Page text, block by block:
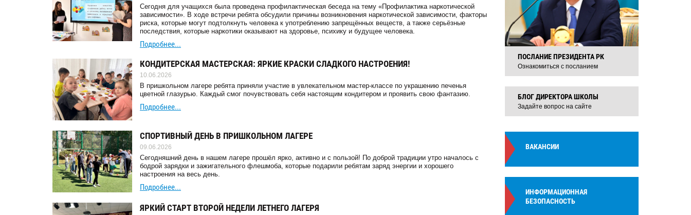
Сегодня для учащихся была проведена профилактическая беседа на тему «Профилактика наркотической
зависимости». В ходе встречи ребята обсудили причины возникновения наркотической зависимости, факторы
риска, которые могут подтолкнуть человека к употреблению запрещённых веществ, а также серьёзные
последствия, которые наркотики оказывают на здоровье, психику и будущее человека.
Подробнее...
КОНДИТЕРСКАЯ МАСТЕРСКАЯ: ЯРКИЕ КРАСКИ СЛАДКОГО НАСТРОЕНИЯ!
10.06.2026
В пришкольном лагере ребята приняли участие в увлекательном мастер-классе по украшению печенья
цветной глазурью. Каждый смог почувствовать себя настоящим кондитером и проявить свою фантазию.
Подробнее...
СПОРТИВНЫЙ ДЕНЬ В ПРИШКОЛЬНОМ ЛАГЕРЕ
09.06.2026
Сегодняшний день в нашем лагере прошёл ярко, активно и с пользой! По доброй традиции утро началось с
бодрой зарядки и зажигательного флешмоба, которые подарили ребятам заряд энергии и хорошего
настроения на весь день.
Подробнее...
ЯРКИЙ СТАРТ ВТОРОЙ НЕДЕЛИ ЛЕТНЕГО ЛАГЕРЯ
ПОСЛАНИЕ ПРЕЗИДЕНТА РК
Ознакомиться с посланием
БЛОГ ДИРЕКТОРА ШКОЛЫ
Задайте вопрос на сайте
ВАКАНСИИ
ИНФОРМАЦИОННАЯ
БЕЗОПАСНОСТЬ